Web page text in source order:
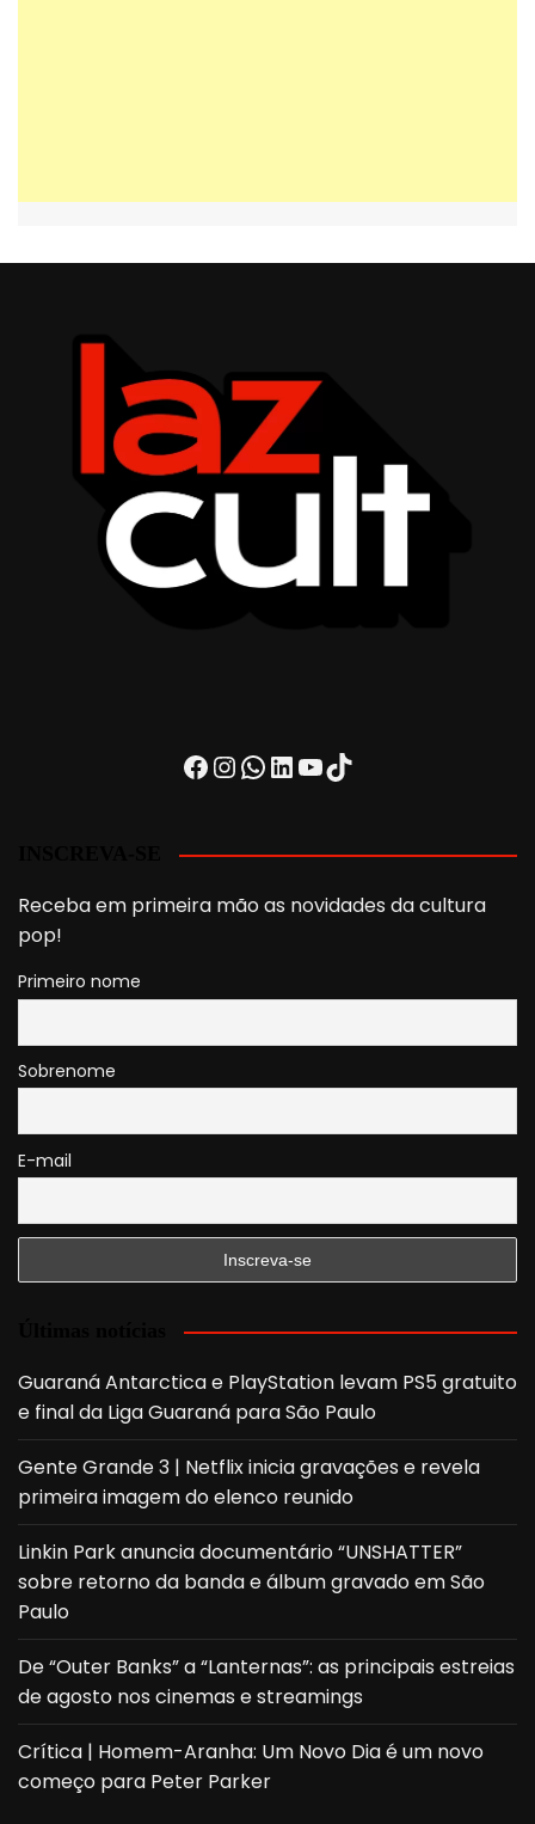
Facebook
Instagram
WhatsApp
LinkedIn
Youtube
TikTok
Receba em primeira mão as novidades da cultura
pop!
Primeiro nome
Sobrenome
E-mail
Guaraná Antarctica e PlayStation levam PS5 gratuito
e final da Liga Guaraná para São Paulo
Gente Grande 3 | Netflix inicia gravações e revela
primeira imagem do elenco reunido
Linkin Park anuncia documentário “UNSHATTER”
sobre retorno da banda e álbum gravado em São
Paulo
De “Outer Banks” a “Lanternas”: as principais estreias
de agosto nos cinemas e streamings
Crítica | Homem-Aranha: Um Novo Dia é um novo
começo para Peter Parker